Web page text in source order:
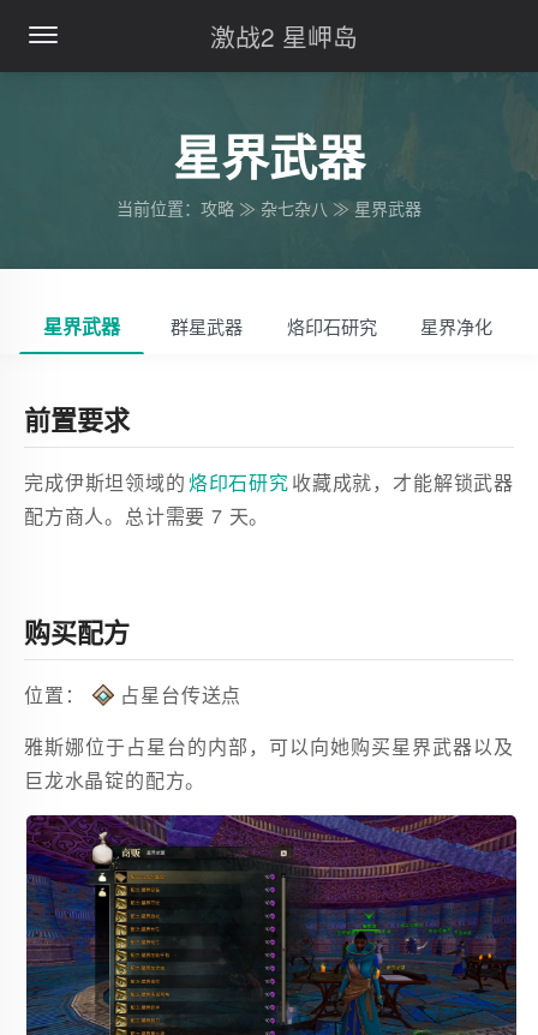
激战2 星岬岛
星界武器
当前位置：攻略 ≫ 杂七杂八 ≫ 星界武器
星界武器 群星武器 烙印石研究 星界净化
前置要求
完成伊斯坦领域的烙印石研究收藏成就，才能解锁武器
配方商人。总计需要 7 天。
购买配方
位置：
占星台传送点
雅斯娜位于占星台的内部，可以向她购买星界武器以及
巨龙水晶锭的配方。